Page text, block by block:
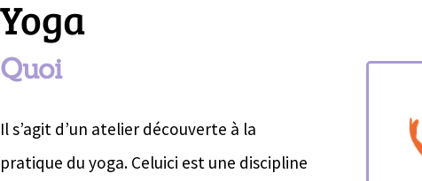
Yoga
Quoi
Il s’agit d’un atelier découverte à la
pratique du yoga. Celuici est une discipline